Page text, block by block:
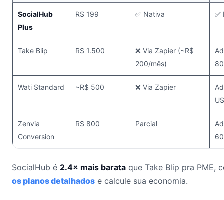
SocialHub
Plus
R$ 199 ✅ Nativa ✅
Take Blip R$ 1.500
❌ Via Zapier (~R$
200/mês)
Wati Standard ~R$ 500 ❌ Via Zapier
Zenvia
Conversion
R$ 800 Parcial
SocialHub é 2.4× mais barata que Take Blip pra PME,
os planos detalhados e calcule sua economia.